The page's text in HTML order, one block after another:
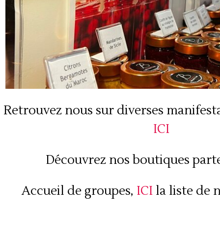
Retrouvez nous sur diverses
ICI
Découvrez nos boutiques
Accueil de groupes, ICIla liste de